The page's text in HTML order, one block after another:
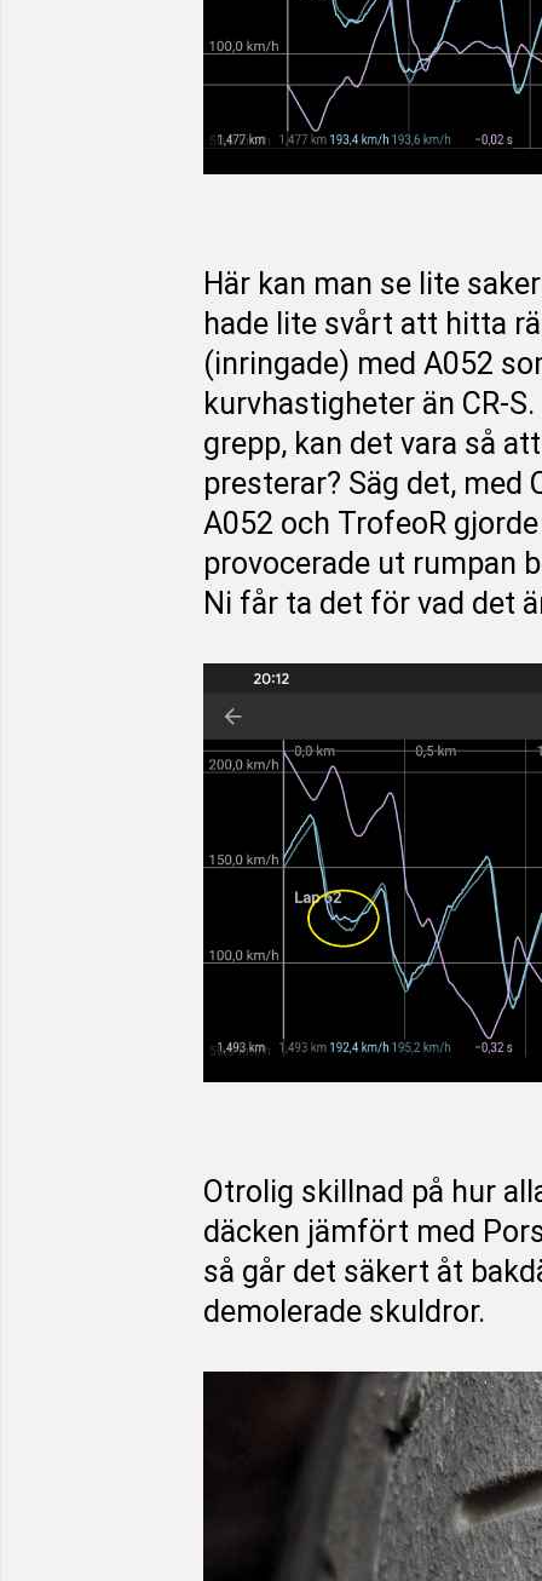
Här kan man se lite
hade lite svårt att hitta
(inringade) med A052
kurvhastigheter än CR-
grepp, kan det vara så
presterar? Säg det, med
A052 och TrofeoR
provocerade ut rumpan
Ni får ta det för vad det
Otrolig skillnad på hur
däcken jämfört med
så går det säkert åt
demolerade skuldror.